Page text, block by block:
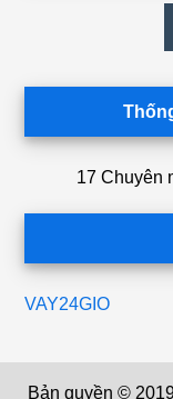
17 Chuyên
VAY24GIO
Bản quyền ©